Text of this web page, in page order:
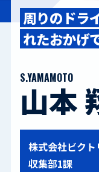
育休取得者インタ
募集要項一覧
採用エントリー
周りのドラ
れたおかげで
S.YAMAMOTO
山本
株式会社ビクト
収集部1課